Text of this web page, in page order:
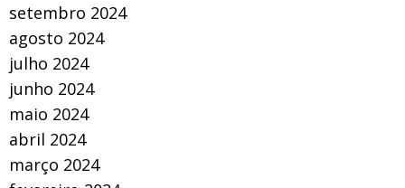
setembro 2024
agosto 2024
julho 2024
junho 2024
maio 2024
abril 2024
março 2024